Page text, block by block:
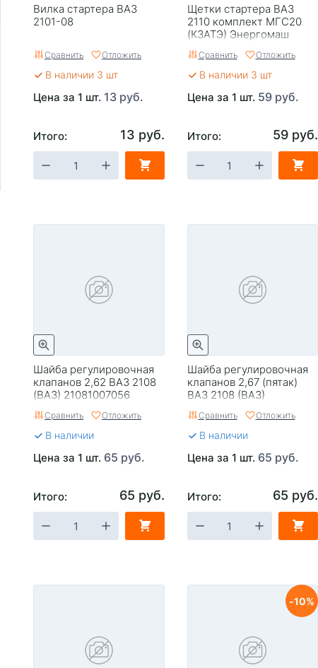
Вилка стартера ВАЗ
2101-08
Сравнить Отложить
В наличии 3 шт
Цена за 1 шт. 13 руб.
Итого: 13 руб.
Щетки стартера ВАЗ
2110 комплект МГС20
(КЗАТЭ) Энергомаш
Сравнить Отложить
В наличии 3 шт
Цена за 1 шт. 59 руб.
Итого: 59 руб.
Шайба регулировочная
клапанов 2,62 ВАЗ 2108
(ВАЗ) 21081007056
Сравнить Отложить
В наличии
Цена за 1 шт. 65 руб.
Итого: 65 руб.
Шайба регулировочная
клапанов 2,67 (пятак)
ВАЗ 2108 (ВАЗ)
Сравнить Отложить
В наличии
Цена за 1 шт. 65 руб.
Итого: 65 руб.
10